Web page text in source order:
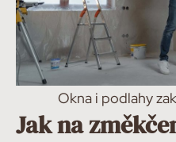
Okna i podlahy
Jak na